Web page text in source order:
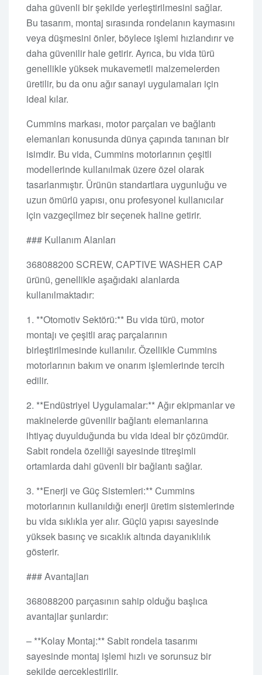
daha güvenli bir şekilde yerleştirilmesini sağlar.
Bu tasarım, montaj sırasında rondelanın kaymasını
veya düşmesini önler, böylece işlemi hızlandırır ve
daha güvenilir hale getirir. Ayrıca, bu vida türü
genellikle yüksek mukavemetli malzemelerden
üretilir, bu da onu ağır sanayi uygulamaları için
ideal kılar.
Cummins markası, motor parçaları ve bağlantı
elemanları konusunda dünya çapında tanınan bir
isimdir. Bu vida, Cummins motorlarının çeşitli
modellerinde kullanılmak üzere özel olarak
tasarlanmıştır. Ürünün standartlara uygunluğu ve
uzun ömürlü yapısı, onu profesyonel kullanıcılar
için vazgeçilmez bir seçenek haline getirir.
### Kullanım Alanları
368088200 SCREW, CAPTIVE WASHER CAP
ürünü, genellikle aşağıdaki alanlarda
kullanılmaktadır:
1. **Otomotiv Sektörü:** Bu vida türü, motor
montajı ve çeşitli araç parçalarının
birleştirilmesinde kullanılır. Özellikle Cummins
motorlarının bakım ve onarım işlemlerinde tercih
edilir.
2. **Endüstriyel Uygulamalar:** Ağır ekipmanlar ve
makinelerde güvenilir bağlantı elemanlarına
ihtiyaç duyulduğunda bu vida ideal bir çözümdür.
Sabit rondela özelliği sayesinde titreşimli
ortamlarda dahi güvenli bir bağlantı sağlar.
3. **Enerji ve Güç Sistemleri:** Cummins
motorlarının kullanıldığı enerji üretim sistemlerinde
bu vida sıklıkla yer alır. Güçlü yapısı sayesinde
yüksek basınç ve sıcaklık altında dayanıklılık
gösterir.
### Avantajları
368088200 parçasının sahip olduğu başlıca
avantajlar şunlardır:
– **Kolay Montaj:** Sabit rondela tasarımı
sayesinde montaj işlemi hızlı ve sorunsuz bir
şekilde gerçekleştirilir.